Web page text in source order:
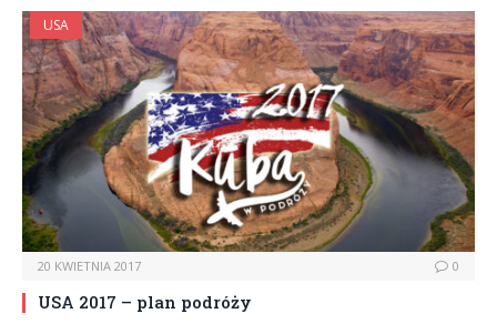
USA
20 KWIETNIA 2017 0
USA 2017 – plan podróży